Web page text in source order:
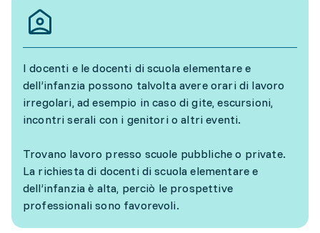
I docenti e le docenti di scuola elementare e
dell’infanzia possono talvolta avere orari di lavoro
irregolari, ad esempio in caso di gite, escursioni,
incontri serali con i genitori o altri eventi.
Trovano lavoro presso scuole pubbliche o private.
La richiesta di docenti di scuola elementare e
dell’infanzia è alta, perciò le prospettive
professionali sono favorevoli.